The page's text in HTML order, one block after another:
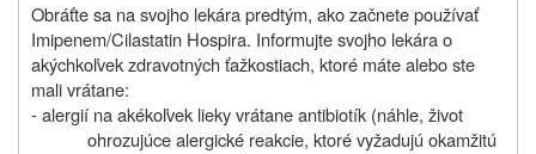
Obráťte sa na svojho lekára predtým, ako začnete používať
Imipenem/Cilastatin Hospira. Informujte svojho lekára o
akýchkoľvek zdravotných ťažkostiach, ktoré máte alebo ste
mali vrátane:
- alergií na akékoľvek lieky vrátane antibiotík (náhle, život
ohrozujúce alergické reakcie, ktoré vyžadujú okamžitú